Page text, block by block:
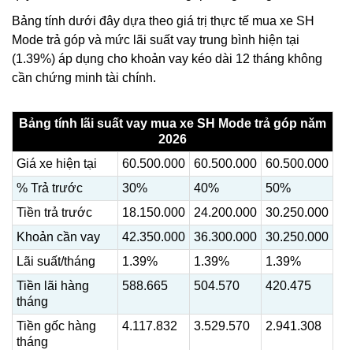
Bảng tính dưới đây dựa theo giá trị thực tế mua xe SH
Mode trả góp và mức lãi suất vay trung bình hiện tại
(1.39%) áp dụng cho khoản vay kéo dài 12 tháng không
cần chứng minh tài chính.
Bảng tính lãi suất vay mua xe SH Mode trả góp năm
2026
Giá xe hiện tại
60.500.000 60.500.000
60.500.000
% Trả trước
30% 40%
50%
Tiền trả trước
18.150.000 24.200.000
30.250.000
Khoản cần vay
42.350.000 36.300.000
30.250.000
Lãi suất/tháng
1.39% 1.39%
1.39%
Tiền lãi hàng
tháng
588.665 504.570 420.475
Tiền gốc hàng
tháng
4.117.832 3.529.570 2.941.308